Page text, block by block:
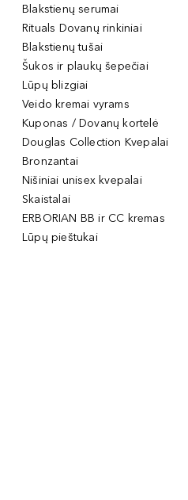
Blakstienų serumai
Rituals Dovanų rinkiniai
Blakstienų tušai
Šukos ir plaukų šepečiai
Lūpų blizgiai
Veido kremai vyrams
Kuponas / Dovanų kortelė
Douglas Collection Kvepalai
Bronzantai
Nišiniai unisex kvepalai
Skaistalai
ERBORIAN BB ir CC kremas
Lūpų pieštukai